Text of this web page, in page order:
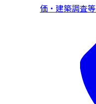
価・建築調査等